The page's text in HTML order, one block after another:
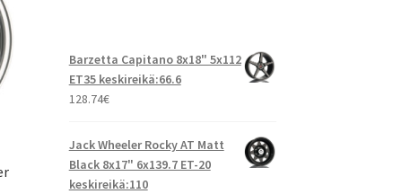
Barzetta Capitano 8x18" 5x112
ET35 keskireikä:66.6
128.74€
Jack Wheeler Rocky AT Matt
Black 8x17" 6x139.7 ET-20
keskireikä:110